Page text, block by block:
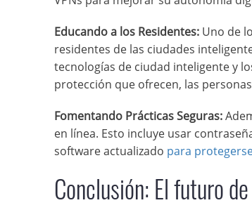
Educando a los Residentes: Uno de
residentes de las ciudades
tecnologías de ciudad inteligente y
protección que ofrecen, las
Fomentando Prácticas Seguras:
en línea. Esto incluye usar
software actualizado para
Conclusión: El futuro